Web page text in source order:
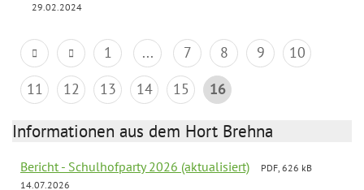
29.02.2024
1 ... 7 8 9
10
11
12 13 14 15 16
Informationen aus dem Hort Brehna
Bericht - Schulhofparty 2026 (aktualisiert)
PDF, 626 kB
14.07.2026